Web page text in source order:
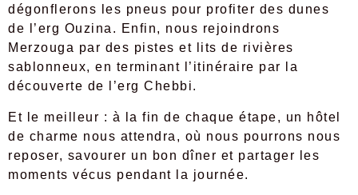
dégonflerons les pneus pour profiter des dunes
de l’erg Ouzina. Enfin, nous rejoindrons
Merzouga par des pistes et lits de rivières
sablonneux, en terminant l’itinéraire par la
découverte de l’erg Chebbi.
Et le meilleur : à la fin de chaque étape, un hôtel
de charme nous attendra, où nous pourrons nous
reposer, savourer un bon dîner et partager les
moments vécus pendant la journée.